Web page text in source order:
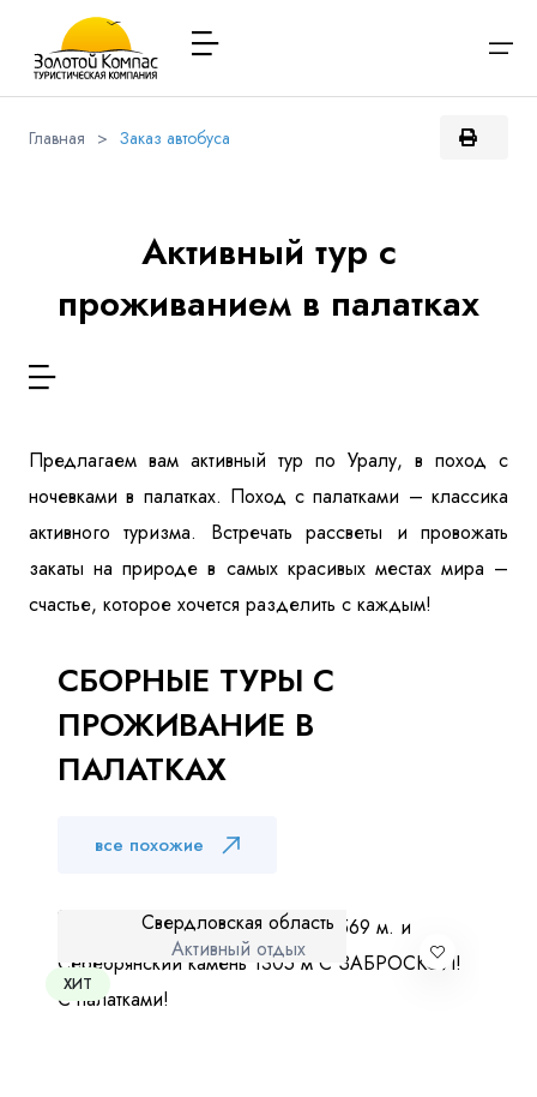
Расписание туров
Туры и экскурсии
Контакты
Главная > Заказ автобуса
Активный тур с
проживанием в палатках
Предлагаем вам активный тур по Уралу, в поход с
ночевками в палатках. Поход с палатками – классика
активного туризма. Встречать рассветы и провожать
закаты на природе в самых красивых местах мира –
счастье, которое хочется разделить с каждым!
СБОРНЫЕ ТУРЫ С
ПРОЖИВАНИЕ В
ПАЛАТКАХ
все похожие
ХИТ
Свердловская область
Активный отдых
Телефон
Куда бы Вы хотели отправиться?
ознакомленс политикой компании в отношении
обработки персональных данных
Я даю согласие наобработку персональных данныхи
ознакомленс политикой компании в отношении
Вконтакте Whatsapp Viber